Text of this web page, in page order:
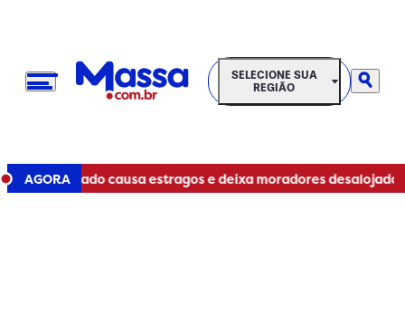
SELECIONE SUA REGIÃO
SELECIONE SUA
REGIÃO
AGORA
Tornado causa estragos e deixa moradores desalojados no